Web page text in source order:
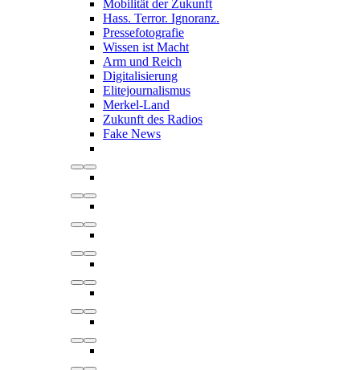
Mobilität der Zukunft
Hass. Terror. Ignoranz.
Pressefotografie
Wissen ist Macht
Arm und Reich
Digitalisierung
Elitejournalismus
Merkel-Land
Zukunft des Radios
Fake News